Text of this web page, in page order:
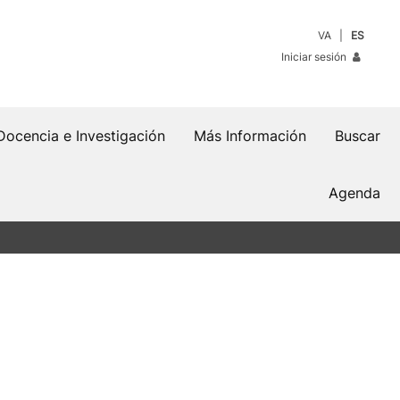
VA
ES
Iniciar sesión
Buscar
Más Información
e Investigación
Agenda